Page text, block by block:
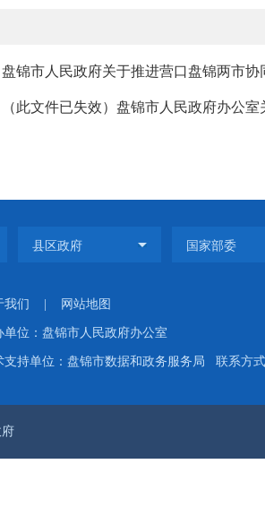
盘锦市人民政府关于推进营口盘锦两市
此文件已失效）盘锦市人民政府办公
我们 网站地图
单位：盘锦市人民政府办公室
支持单位：盘锦市数据和政务服务局 联系方